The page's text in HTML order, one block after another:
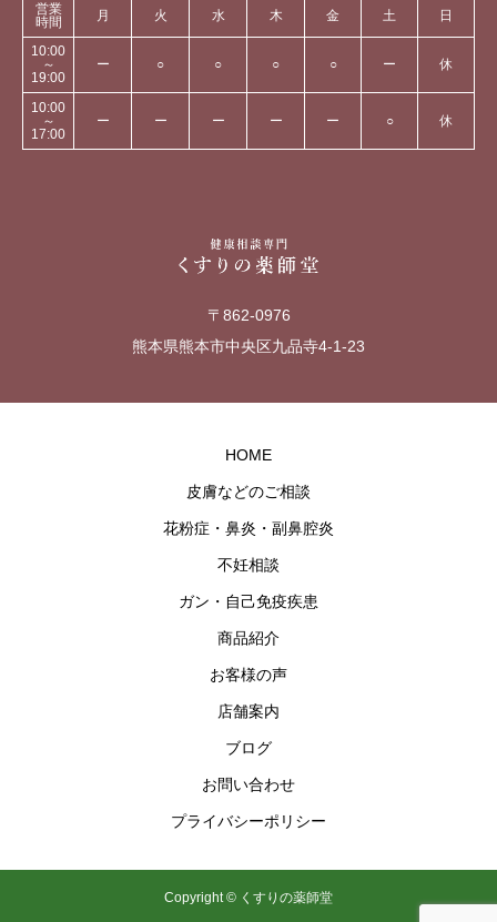
営業
時間
月 火 水 木 金 土 日
10:00
～
19:00
ー ○ ○ ○ ○ ー 休
10:00
～
17:00
ー ー ー ー ー ○ 休
〒862-0976
熊本県熊本市中央区九品寺4-1-23
HOME
皮膚などのご相談
花粉症・鼻炎・副鼻腔炎
不妊相談
ガン・自己免疫疾患
商品紹介
お客様の声
店舗案内
ブログ
お問い合わせ
プライバシーポリシー
Copyright © くすりの薬師堂